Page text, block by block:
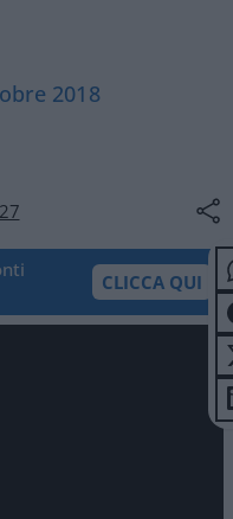
2018
27
CLICCA QUI